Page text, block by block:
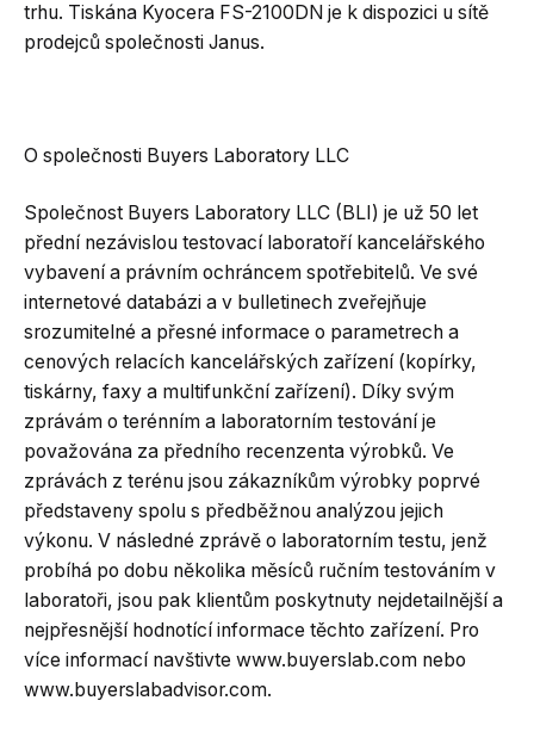
trhu. Tiskána Kyocera FS-2100DN je k dispozici u sítě
prodejců společnosti Janus.
O společnosti Buyers Laboratory LLC
Společnost Buyers Laboratory LLC (BLI) je už 50 let
přední nezávislou testovací laboratoří kancelářského
vybavení a právním ochráncem spotřebitelů. Ve své
internetové databázi a v bulletinech zveřejňuje
srozumitelné a přesné informace o parametrech a
cenových relacích kancelářských zařízení (kopírky,
tiskárny, faxy a multifunkční zařízení). Díky svým
zprávám o terénním a laboratorním testování je
považována za předního recenzenta výrobků. Ve
zprávách z terénu jsou zákazníkům výrobky poprvé
představeny spolu s předběžnou analýzou jejich
výkonu. V následné zprávě o laboratorním testu, jenž
probíhá po dobu několika měsíců ručním testováním v
laboratoři, jsou pak klientům poskytnuty nejdetailnější a
nejpřesnější hodnotící informace těchto zařízení. Pro
více informací navštivte www.buyerslab.com nebo
www.buyerslabadvisor.com.